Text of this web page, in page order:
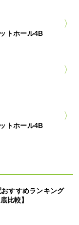
トホール4B
トホール4B
すすめランキング
比較】